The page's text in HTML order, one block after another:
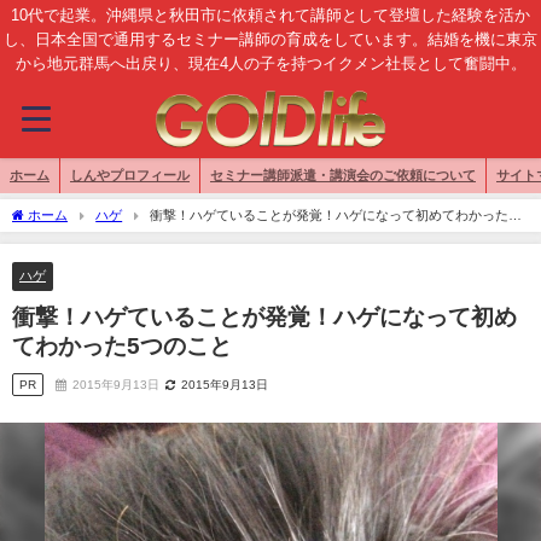
10代で起業。沖縄県と秋田市に依頼されて講師として登壇した経験を活か
し、日本全国で通用するセミナー講師の育成をしています。結婚を機に東京
から地元群馬へ出戻り、現在4人の子を持つイクメン社長として奮闘中。
ホーム しんやプロフィール セミナー講師派遣・講演会のご依頼について サイト
ホーム ハゲ
衝撃！ハゲていることが発覚！ハゲになって初めてわかった5
つのこと
ハゲ
衝撃！ハゲていることが発覚！ハゲになって初め
てわかった5つのこと
PR 2015年9月13日 2015年9月13日